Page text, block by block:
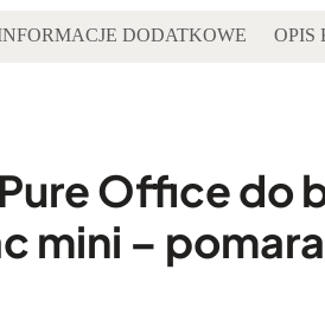
DODATKOWE OPIS
Office do
mini –